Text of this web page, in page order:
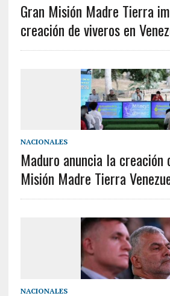
Gran Misión Madre Tierra
creación de viveros en
NACIONALES
Maduro anuncia la creación
Misión Madre Tierra
NACIONALES